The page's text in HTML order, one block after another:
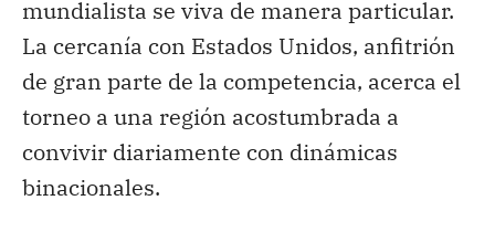
mundialista se viva de manera particular.
La cercanía con Estados Unidos, anfitrión
de gran parte de la competencia, acerca el
torneo a una región acostumbrada a
convivir diariamente con dinámicas
binacionales.